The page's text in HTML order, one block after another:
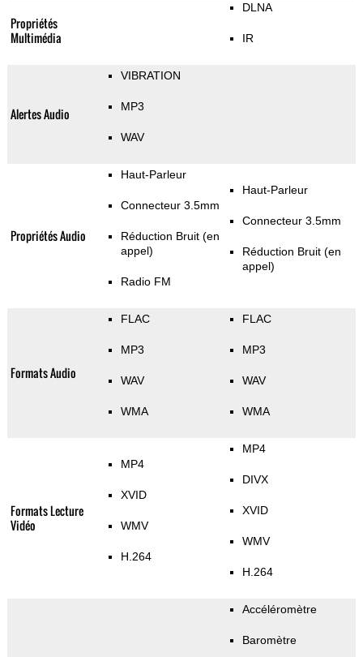
Propriétés
Multimédia
DLNA
IR
Alertes Audio
VIBRATION
MP3
WAV
Propriétés Audio
Haut-Parleur
Connecteur 3.5mm
Réduction Bruit (en
appel)
Radio FM
Haut-Parleur
Connecteur 3.5mm
Réduction Bruit (en
appel)
Formats Audio
FLAC
MP3
WAV
WMA
FLAC
MP3
WAV
WMA
Formats Lecture
Vidéo
MP4
XVID
WMV
H.264
MP4
DIVX
XVID
WMV
H.264
Accéléromètre
Baromètre